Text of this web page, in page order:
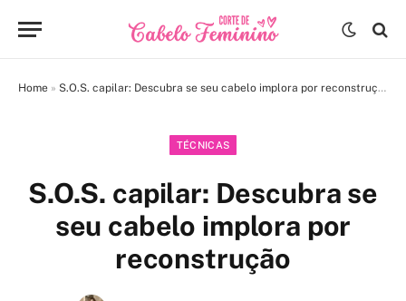
Home » S.O.S. capilar: Descubra se seu cabelo implora por reconstrução
TÉCNICAS
S.O.S. capilar: Descubra se
seu cabelo implora por
reconstrução